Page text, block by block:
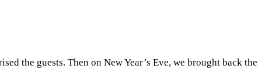
the guests. Then on New Year’s Eve, we brought back the